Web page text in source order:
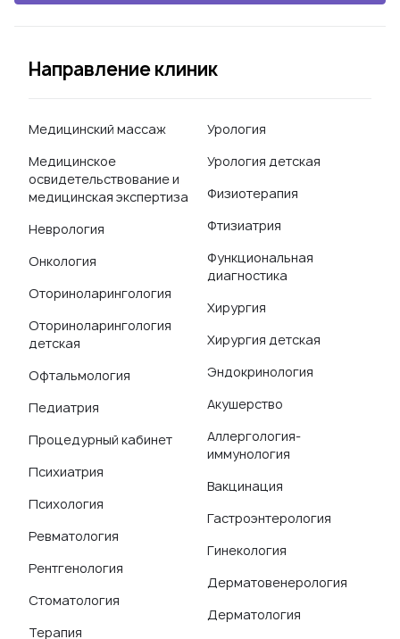
Направление клиник
Медицинский массаж
Медицинское
освидетельствование и
медицинская экспертиза
Неврология
Онкология
Оториноларингология
Оториноларингология
детская
Офтальмология
Педиатрия
Процедурный кабинет
Психиатрия
Психология
Ревматология
Рентгенология
Стоматология
Терапия
Урология
Урология детская
Физиотерапия
Фтизиатрия
Функциональная
диагностика
Хирургия
Хирургия детская
Эндокринология
Акушерство
Аллергология-
иммунология
Вакцинация
Гастроэнтерология
Гинекология
Дерматовенерология
Дерматология